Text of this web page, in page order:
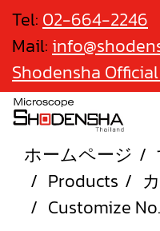
Tel: 02-664-2246
Mail:
Shodensha
ホームページ
Products
Customize